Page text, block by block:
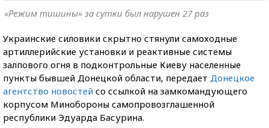
«Режим тишины» за сутки был нарушен 27 раз
Украинские силовики скрытно стянули самоходные
артиллерийские установки и реактивные системы
залпового огня в подконтрольные Киеву населенные
пункты бывшей Донецкой области, передает Донецкое
агентство новостей со ссылкой на замкомандующего
корпусом Минобороны самопровозглашенной
республики Эдуарда Басурина.